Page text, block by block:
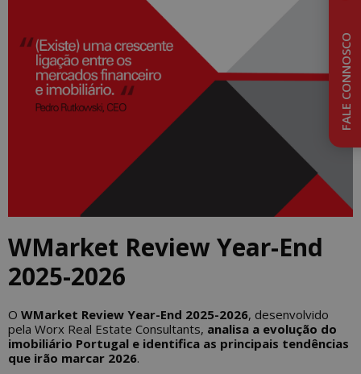
FALE CONNOSCO
WMarket Review Year-End
2025-2026
O WMarket Review Year-End 2025-2026, desenvolvido
pela Worx Real Estate Consultants, analisa a evolução do
imobiliário Portugal e identifica as principais tendências
que irão marcar 2026.